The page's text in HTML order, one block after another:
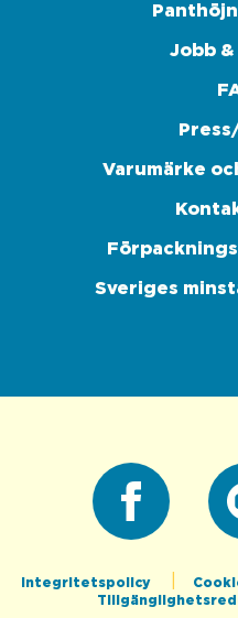
Jobb
Varumärke
Sveriges
Integritetspolicy